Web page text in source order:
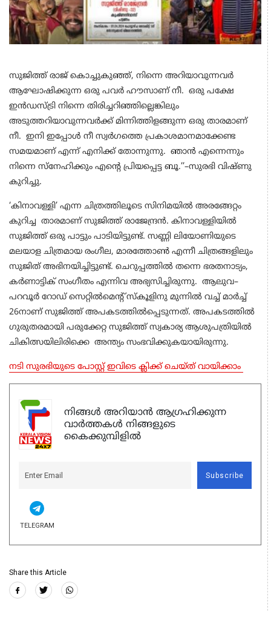
സുജിത്ത് രാജ് കൊച്ചുകുഞ്ഞ്, നിന്നെ അറിയാവുന്നവർ
ആഘോഷിക്കുന്ന ഒരു പവർ ഹൗസാണ് നീ. ഒരു പക്ഷേ
ഇൻഡസ്ട്രി നിന്നെ തിരിച്ചറിഞ്ഞില്ലെങ്കിലും
അടുത്തറിയാവുന്നവർക്ക് മിന്നിത്തിളങ്ങുന്ന ഒരു താരമാണ്
നീ. ഇനി ഇപ്പോൾ നീ സ്വർഗത്തെ പ്രകാശമാനമാക്കേണ്ട
സമയമാണ് എന്ന് എനിക്ക് തോന്നുന്നു. ഞാൻ എന്നെന്നും
നിന്നെ സ്നേഹിക്കും എന്റെ പ്രിയപ്പെട്ട ബൂ.’’–സുരഭി വിഷ്ണു
കുറിച്ചു.
‘കിനാവള്ളി’ എന്ന ചിത്രത്തിലൂടെ സിനിമയിൽ അരങ്ങേറ്റം
കുറിച്ച താരമാണ് സുജിത്ത് രാജേന്ദ്രൻ. കിനാവള്ളിയിൽ
സുജിത്ത് ഒരു പാട്ടും പാടിയിട്ടുണ്ട്. സണ്ണി ലിയോണിയുടെ
മലയാള ചിത്രമായ രംഗീല, മാരത്തോൺ എന്നീ ചിത്രങ്ങളിലും
സുജിത് അഭിനയിച്ചിട്ടുണ്ട്. ചെറുപ്പത്തിൽ തന്നെ ഭരതനാട്യം,
കർണാട്ടിക് സംഗീതം എന്നിവ അഭ്യസിച്ചിരുന്നു. ആലുവ–
പറവൂർ റോഡ് സെറ്റിൽമെന്റ് സ്കൂളിനു മുന്നിൽ വച്ച് മാർച്ച്
26നാണ് സുജിത്ത് അപകടത്തിൽപ്പെടുന്നത്. അപകടത്തിൽ
ഗുരുതരമായി പരുക്കേറ്റ സുജിത്ത് സ്വകാര്യ ആശുപത്രിയിൽ
ചികിത്സയിലിരിക്കെ അന്ത്യം സംഭവിക്കുകയായിരുന്നു.
നടി സുരഭിയുടെ പോസ്റ്റ് ഇവിടെ ക്ലിക്ക് ചെയ്ത് വായിക്കാം
നിങ്ങൾ അറിയാൻ ആഗ്രഹിക്കുന്ന
വാർത്തകൾ നിങ്ങളുടെ
കൈക്കുമ്പിളിൽ
Subscribe
TELEGRAM
Share this Article